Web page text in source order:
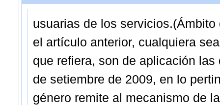
usuarias de los
el artículo anterior, cualquiera
que refiera, son de aplicación
de setiembre de 2009, en lo
género remite al mecanismo de